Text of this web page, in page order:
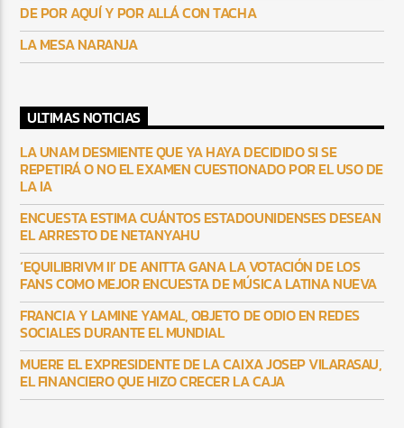
DE POR AQUÍ Y POR ALLÁ CON TACHA
LA MESA NARANJA
ULTIMAS NOTICIAS
LA UNAM DESMIENTE QUE YA HAYA DECIDIDO SI SE
REPETIRÁ O NO EL EXAMEN CUESTIONADO POR EL USO DE
LA IA
ENCUESTA ESTIMA CUÁNTOS ESTADOUNIDENSES DESEAN
EL ARRESTO DE NETANYAHU
‘EQUILIBRIVM II’ DE ANITTA GANA LA VOTACIÓN DE LOS
FANS COMO MEJOR ENCUESTA DE MÚSICA LATINA NUEVA
FRANCIA Y LAMINE YAMAL, OBJETO DE ODIO EN REDES
SOCIALES DURANTE EL MUNDIAL
MUERE EL EXPRESIDENTE DE LA CAIXA JOSEP VILARASAU,
EL FINANCIERO QUE HIZO CRECER LA CAJA